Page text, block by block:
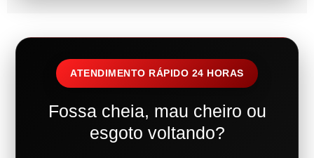
ATENDIMENTO RÁPIDO 24 HORAS
Fossa cheia, mau cheiro ou
esgoto voltando?